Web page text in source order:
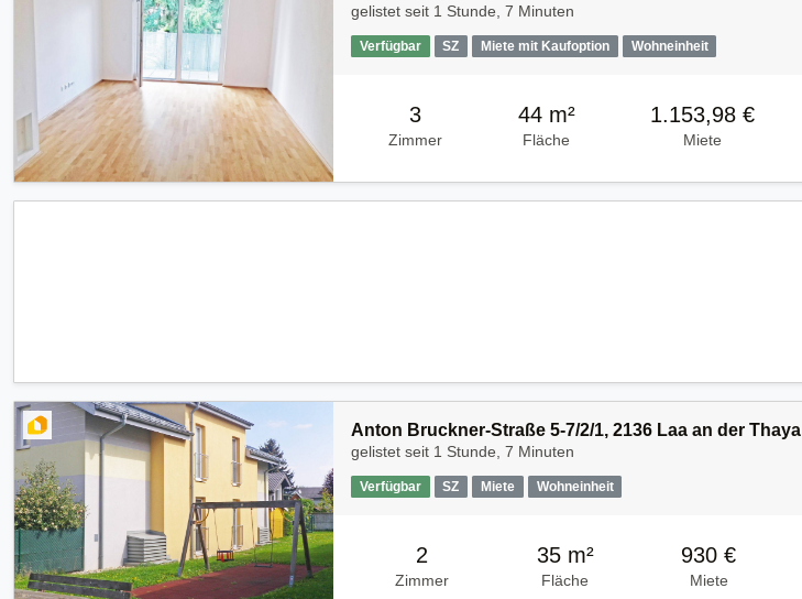
gelistet seit 1 Stunde, 7 Minuten
Verfügbar SZ Miete mit Kaufoption Wohneinheit
3
Zimmer
44 m²
Fläche
1.153,98 €
Miete
Anton Bruckner-Straße 5-7/2/1, 2136 Laa an der Thaya
gelistet seit 1 Stunde, 7 Minuten
Verfügbar SZ Miete Wohneinheit
2
Zimmer
35 m²
Fläche
930 €
Miete